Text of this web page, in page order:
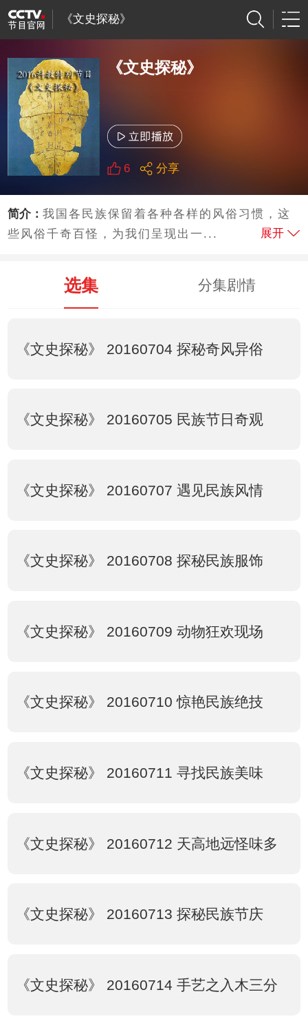
《文史探秘》
《文史探秘》
6 分享
简介：我国各民族保留着各种各样的风俗习惯，这
些风俗千奇百怪，为我们呈现出一...
展开
选集 分集剧情
《文史探秘》 20160704 探秘奇风异俗
《文史探秘》 20160705 民族节日奇观
《文史探秘》 20160707 遇见民族风情
《文史探秘》 20160708 探秘民族服饰
《文史探秘》 20160709 动物狂欢现场
《文史探秘》 20160710 惊艳民族绝技
《文史探秘》 20160711 寻找民族美味
《文史探秘》 20160712 天高地远怪味多
《文史探秘》 20160713 探秘民族节庆
《文史探秘》 20160714 手艺之入木三分